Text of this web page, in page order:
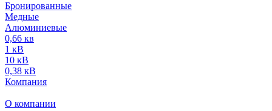
Бронированные
Медные
Алюминиевые
0,66 кв
1 кВ
10 кВ
0,38 кВ
Компания
О компании